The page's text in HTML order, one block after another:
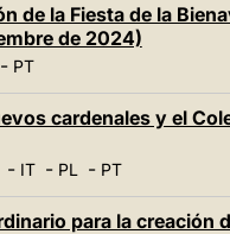
de la Fiesta de la
de 2024)
PT
cardenales y el
IT- PL- PT
para la creación